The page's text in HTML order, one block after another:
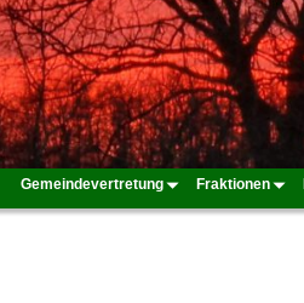
Gemeindevertretung Fraktionen